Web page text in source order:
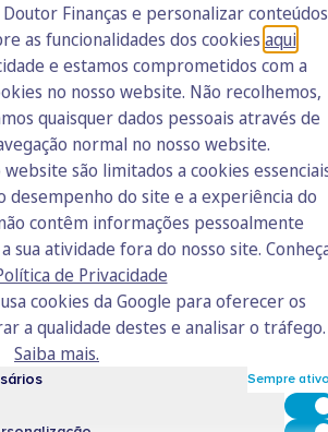
Finanças e personalizar
as funcionalidades dos cookies aqui
e estamos comprometidos com a
no nosso website. Não recolhemos,
quaisquer dados pessoais através de
normal no nosso website.
são limitados a cookies
desempenho do site e a experiência do
contêm informações pessoalmente
sua atividade fora do nosso site.
de Privacidade
cookies da Google para oferecer os
a qualidade destes e analisar o tráfego.
Saiba mais.
Sempre